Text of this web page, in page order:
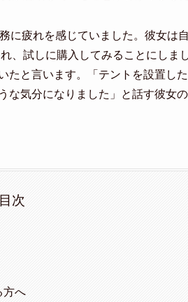
に疲れを感じていました。彼女は
、試しに購入してみることにしま
たと言います。「テントを設置し
気分になりました」と話す彼女
目次
方へ